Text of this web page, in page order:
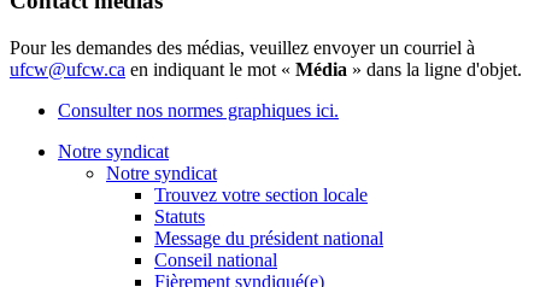
Pour les demandes des médias, veuillez envoyer un courriel à
ufcw@ufcw.ca en indiquant le mot « Média » dans la ligne d'objet.
Consulter nos normes graphiques ici.
Notre syndicat
Notre syndicat
Trouvez votre section locale
Statuts
Message du président national
Conseil national
Fièrement syndiqué(e)